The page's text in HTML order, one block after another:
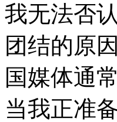
我无法否
团结的原
国媒体通
当我正准